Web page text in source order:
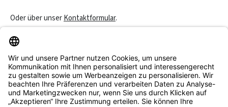
Oder über unserKontaktformular.
Service & Beratung